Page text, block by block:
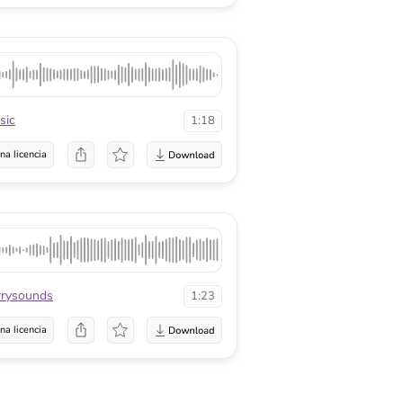
1:18
licencia
1:23
licencia